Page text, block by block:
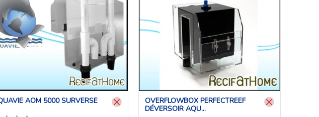
AOM 5000 SURVERSE
OVERFLOWBOX PERFECTREEF
DÉVERSOIR AQU...